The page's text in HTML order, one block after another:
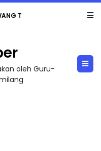
#141 #...
oleh Guru-